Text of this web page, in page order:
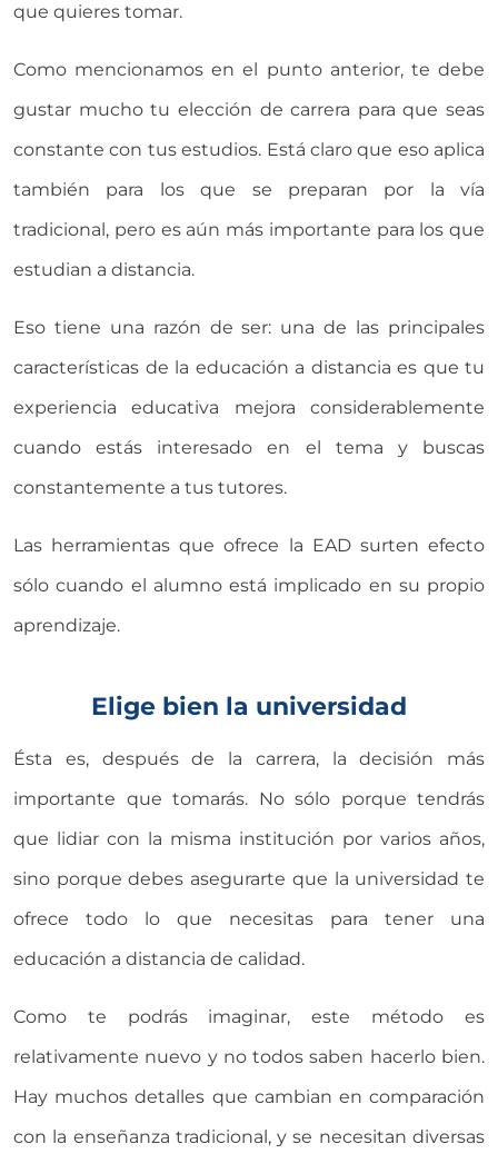
que quieres tomar.
Como mencionamos en el punto anterior, te debe
gustar mucho tu elección de carrera para que seas
constante con tus estudios. Está claro que eso aplica
también para los que se preparan por la vía
tradicional, pero es aún más importante para los que
estudian a distancia.
Eso tiene una razón de ser: una de las principales
características de la educación a distancia es que tu
experiencia educativa mejora considerablemente
cuando estás interesado en el tema y buscas
constantemente a tus tutores.
Las herramientas que ofrece la EAD surten efecto
sólo cuando el alumno está implicado en su propio
aprendizaje.
Elige bien la universidad
Ésta es, después de la carrera, la decisión más
importante que tomarás. No sólo porque tendrás
que lidiar con la misma institución por varios años,
sino porque debes asegurarte que la universidad te
ofrece todo lo que necesitas para tener una
educación a distancia de calidad.
Como te podrás imaginar, este método es
relativamente nuevo y no todos saben hacerlo bien.
Hay muchos detalles que cambian en comparación
con la enseñanza tradicional, y se necesitan diversas